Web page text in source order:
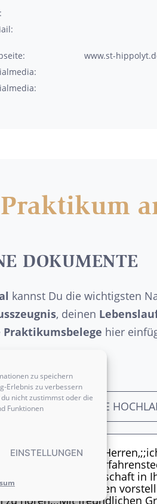
zu speichern
Erlebnis zu verbessern
nicht zustimmst oder die
Funktionen
EINSTELLUNGEN
www.st-
DOKUMENTE
kannst Du die wichtigsten
, deinen
Praktikumsbelege hier
DOKUMENTE